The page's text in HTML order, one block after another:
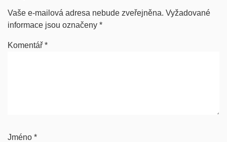
Vaše e-mailová adresa nebude zveřejněna. Vyžadované
informace jsou označeny *
Komentář *
Jméno *